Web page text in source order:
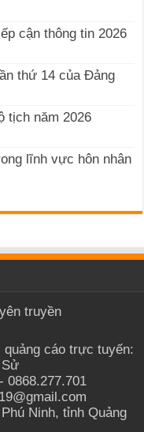
cận thông tin 2026
thứ 14 của Đảng
tịch năm 2026
lĩnh vực hôn nhân
truyền
cáo trực tuyến:
0868.277.701
Ninh, tỉnh Quảng